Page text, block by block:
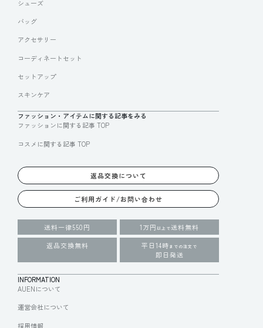
シューズ
バッグ
アクセサリー
コーディネートセット
セットアップ
スキンケア
ファッション・アイテムに関する記事をみる
ファッションに関する記事 TOP
コスメに関する記事 TOP
返品交換について
ご利用ガイド/お問い合わせ
送料一律550円 1万円 以上で送料無料
返品交換無料
平日14時 までの注文で
即日発送
INFORMATION
AUENについて
運営会社について
採用情報